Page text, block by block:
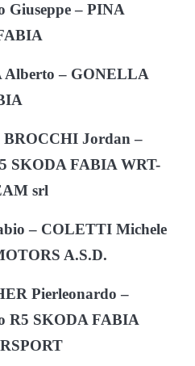
Giuseppe – PINA
Alberto – GONELLA
Jordan –
SKODA FABIA WRT-
srl
– COLETTI Michele
A.S.D.
Pierleonardo –
R5 SKODA FABIA